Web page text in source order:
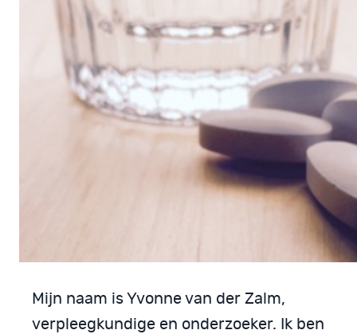
Mijn naam is Yvonne van der Zalm,
verpleegkundige en onderzoeker. Ik ben